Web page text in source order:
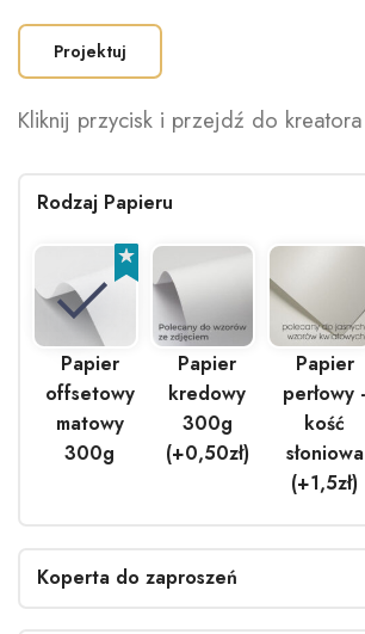
Projektuj
Kliknij przycisk i przejdź do
Rodzaj Papieru
Papier
offsetowy
matowy
300g
Papier
kredowy
300g
(+0,50zł)
Papier
perłowy -
kość
słoniowa
(+1,5zł)
Koperta do zaproszeń